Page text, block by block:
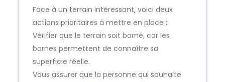
Face à un terrain intéressant, voici deux
actions prioritaires à mettre en place :
Vérifier que le terrain soit borné, car les
bornes permettent de connaître sa
superficie réelle.
Vous assurer que la personne qui souhaite